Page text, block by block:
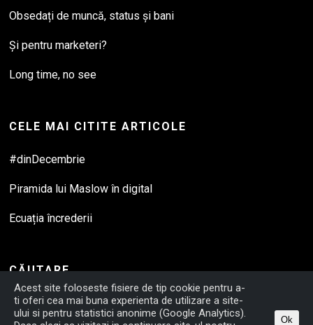
Obsedați de muncă, status și bani
Și pentru marketeri?
Long time, no see
CELE MAI CITITE ARTICOLE
#dinDecembrie
Piramida lui Maslow în digital
Ecuația încrederii
CĂUTARE
Acest site foloseste fisiere de tip cookie pentru a-
ti oferi cea mai buna experienta de utilizare a site-
ului si pentru statistici anonime (Google Analytics).
Ok